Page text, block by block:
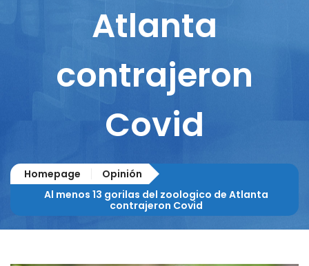
Atlanta
contrajeron
Covid
Homepage
Opinión
Al menos 13 gorilas del zoologico de Atlanta
contrajeron Covid